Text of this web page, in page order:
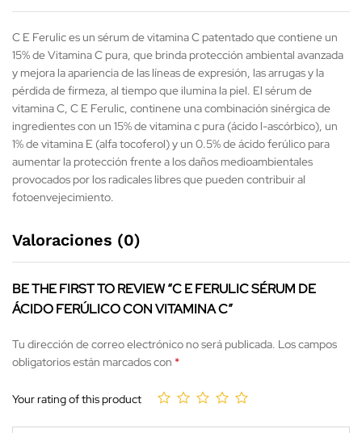
C E Ferulic es un sérum de vitamina C patentado que contiene un
15% de Vitamina C pura, que brinda protección ambiental avanzada
y mejora la apariencia de las líneas de expresión, las arrugas y la
pérdida de firmeza, al tiempo que ilumina la piel. El sérum de
vitamina C, C E Ferulic, continene una combinación sinérgica de
ingredientes con un 15% de vitamina c pura (ácido l-ascórbico), un
1% de vitamina E (alfa tocoferol) y un 0.5% de ácido ferúlico para
aumentar la protección frente a los daños medioambientales
provocados por los radicales libres que pueden contribuir al
fotoenvejecimiento.
Valoraciones (0)
BE THE FIRST TO REVIEW “C E FERULIC SÉRUM DE
ÁCIDO FERÚLICO CON VITAMINA C”
Tu dirección de correo electrónico no será publicada. Los campos
obligatorios están marcados con *
Your rating of this product